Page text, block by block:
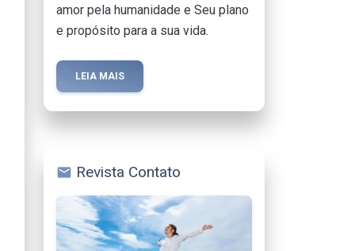
amor pela humanidade e Seu plano
e propósito para a sua vida.
LEIA MAIS
mail Revista Contato